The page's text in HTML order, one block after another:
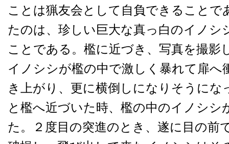
ことは猟友会として自負できることで
たのは、珍しい巨大な真っ白のイノシ
ことである。檻に近づき、写真を撮影
イノシシが檻の中で激しく暴れて扉へ
き上がり、更に横倒しになりそうにな
と檻へ近づいた時、檻の中のイノシシ
た。２度目の突進のとき、遂に目の前